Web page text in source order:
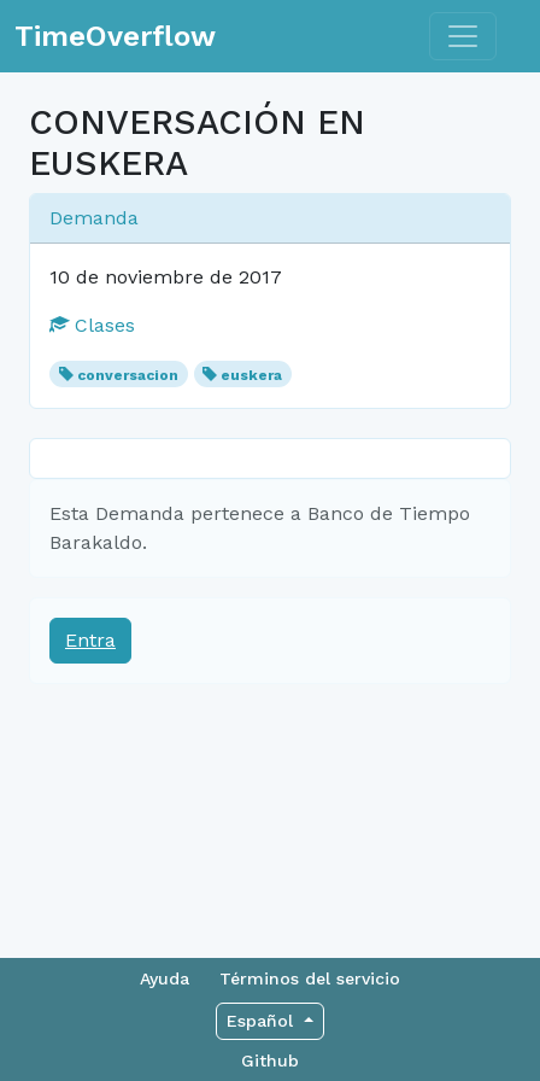
TimeOverflow Toggle
CONVERSACIÓN EN
EUSKERA
Demanda
10 de noviembre de 2017
Clases
conversacion euskera
Esta Demanda pertenece a Banco de Tiempo
Barakaldo.
Entra
Ayuda Términos del servicio
Español
Github